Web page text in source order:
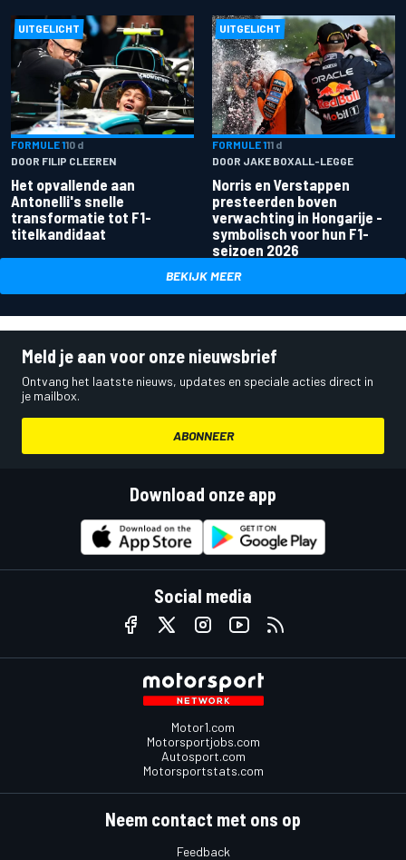
UITGELICHT
FORMULE 110 d
DOOR FILIP CLEEREN
Het opvallende aan
Antonelli's snelle
transformatie tot F1-
titelkandidaat
UITGELICHT
FORMULE 111 d
DOOR JAKE BOXALL-LEGGE
Norris en Verstappen
presteerden boven
verwachting in Hongarije -
symbolisch voor hun F1-
seizoen 2026
BEKIJK MEER
Meld je aan voor onze nieuwsbrief
Ontvang het laatste nieuws, updates en speciale acties direct in
je mailbox.
ABONNEER
Download onze app
Social media
Motor1.com
Motorsportjobs.com
Autosport.com
Motorsportstats.com
Neem contact met ons op
Feedback